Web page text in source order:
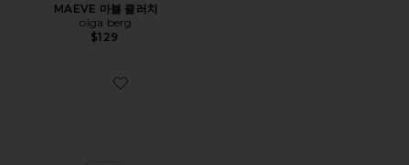
MAEVE 마블 클러치
olga berg
$129
Favorite SHRIA 클러치백